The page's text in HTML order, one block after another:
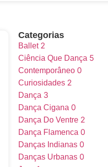
Categorias
Ballet 2
Ciência Que Dança 5
Contemporâneo 0
Curiosidades 2
Dança 3
Dança Cigana 0
Dança Do Ventre 2
Dança Flamenca 0
Danças Indianas 0
Danças Urbanas 0